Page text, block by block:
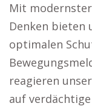
Mit
Denken bieten
optimalen
reagieren
auf